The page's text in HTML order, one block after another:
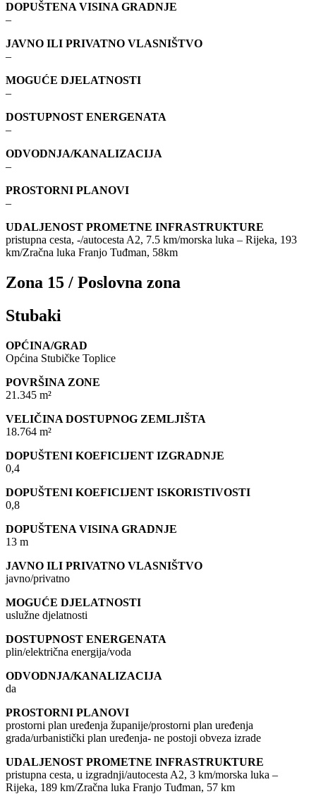
DOPUŠTENA VISINA GRADNJE
–
JAVNO ILI PRIVATNO VLASNIŠTVO
–
MOGUĆE DJELATNOSTI
–
DOSTUPNOST ENERGENATA
–
ODVODNJA/KANALIZACIJA
–
PROSTORNI PLANOVI
–
UDALJENOST PROMETNE INFRASTRUKTURE
pristupna cesta, -/autocesta A2, 7.5 km/morska luka – Rijeka, 193
km/Zračna luka Franjo Tuđman, 58km
Zona 15 / Poslovna zona
Stubaki
OPĆINA/GRAD
Općina Stubičke Toplice
POVRŠINA ZONE
21.345 m²
VELIČINA DOSTUPNOG ZEMLJIŠTA
18.764 m²
DOPUŠTENI KOEFICIJENT IZGRADNJE
0,4
DOPUŠTENI KOEFICIJENT ISKORISTIVOSTI
0,8
DOPUŠTENA VISINA GRADNJE
13 m
JAVNO ILI PRIVATNO VLASNIŠTVO
javno/privatno
MOGUĆE DJELATNOSTI
uslužne djelatnosti
DOSTUPNOST ENERGENATA
plin/električna energija/voda
ODVODNJA/KANALIZACIJA
da
PROSTORNI PLANOVI
prostorni plan uređenja županije/prostorni plan uređenja
grada/urbanistički plan uređenja- ne postoji obveza izrade
UDALJENOST PROMETNE INFRASTRUKTURE
pristupna cesta, u izgradnji/autocesta A2, 3 km/morska luka –
Rijeka, 189 km/Zračna luka Franjo Tuđman, 57 km